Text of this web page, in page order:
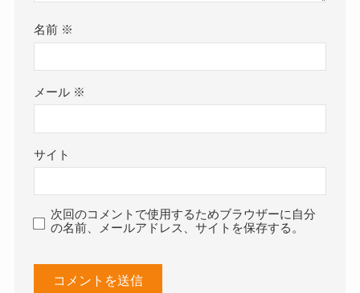
名前 ※
メール ※
サイト
次回のコメントで使用するためブラウザーに自分
の名前、メールアドレス、サイトを保存する。